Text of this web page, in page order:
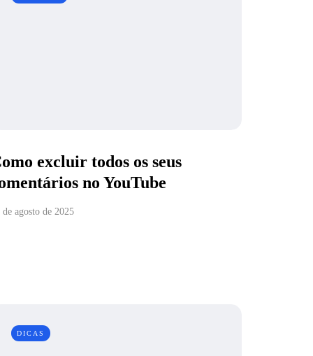
excluir todos os seus
no YouTube
de agosto de 2025
DICAS